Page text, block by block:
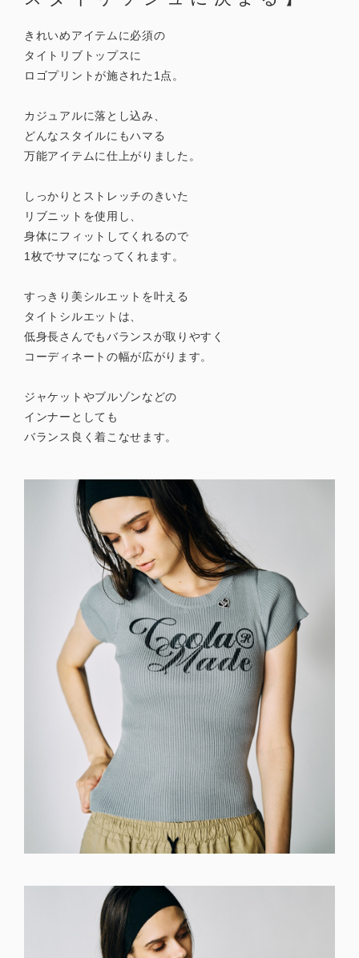
きれいめアイテムに必須の
タイトリブトップスに
ロゴプリントが施された1点。
カジュアルに落とし込み、
どんなスタイルにもハマる
万能アイテムに仕上がりました。
しっかりとストレッチのきいた
リブニットを使用し、
身体にフィットしてくれるので
1枚でサマになってくれます。
すっきり美シルエットを叶える
タイトシルエットは、
低身長さんでもバランスが取りやすく
コーディネートの幅が広がります。
ジャケットやブルゾンなどの
インナーとしても
バランス良く着こなせます。